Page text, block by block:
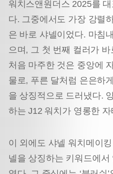
워치스앤원더스 2025를
다. 그중에서도 가장 강렬
은 바로 샤넬이었다. 마침
으며, 그 첫 번째 컬러가 바
처음 마주한 것은 중앙에
물로, 푸른 달처럼 은은하
을 상징적으로 드러냈다.
하는 J12 워치가 영롱한
이 외에도 샤넬 워치메이
넬을 상징하는 키워드에